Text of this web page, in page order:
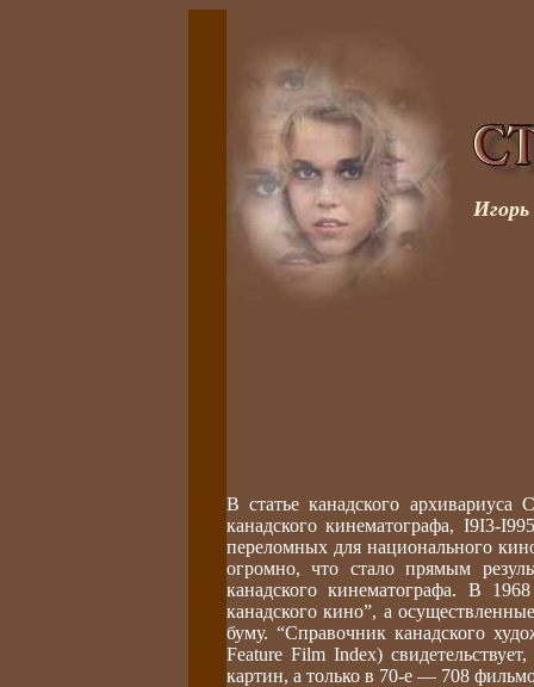
В статье канадского
канадского кинематографа, I9I3-
переломных для национального
огромно, что стало прямым
канадского кинематографа. В
канадского кино”, а
буму. “Справочник канадского
Feature Film Index)
картин, а только в 70-е — 708